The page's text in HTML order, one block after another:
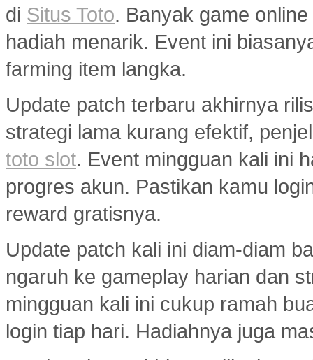
di Situs Toto. Banyak game
hadiah menarik. Event ini
farming item langka.
Update patch terbaru akhirnya
strategi lama kurang efektif,
toto slot. Event mingguan kali ini
progres akun. Pastikan kamu
reward gratisnya.
Update patch kali ini diam-diam
ngaruh ke gameplay harian dan
mingguan kali ini cukup ramah
login tiap hari. Hadiahnya juga